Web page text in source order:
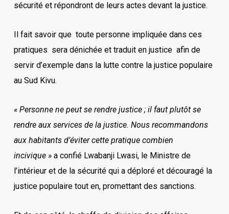
sécurité et répondront de leurs actes devant la justice.
Il fait savoir que toute personne impliquée dans ces
pratiques sera dénichée et traduit en justice afin de
servir d’exemple dans la lutte contre la justice populaire
au Sud Kivu.
« Personne ne peut se rendre justice ; il faut plutôt se
rendre aux services de la justice. Nous recommandons
aux habitants d’éviter cette pratique combien
incivique »a confié Lwabanji Lwasi, le Ministre de
l’intérieur et de la sécurité qui a déploré et découragé la
justice populaire tout en, promettant des sanctions.